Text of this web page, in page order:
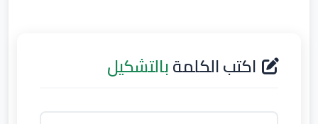
اكتب الكلمةبالتشكيل